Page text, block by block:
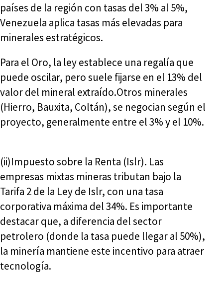
países de la región con tasas del 3% al 5%,
Venezuela aplica tasas más elevadas para
minerales estratégicos.
Para el Oro, la ley establece una regalía que
puede oscilar, pero suele fijarse en el 13% del
valor del mineral extraído.Otros minerales
(Hierro, Bauxita, Coltán), se negocian según el
proyecto, generalmente entre el 3% y el 10%.
(ii)Impuesto sobre la Renta (Islr). Las
empresas mixtas mineras tributan bajo la
Tarifa 2 de la Ley de Islr, con una tasa
corporativa máxima del 34%. Es importante
destacar que, a diferencia del sector
petrolero (donde la tasa puede llegar al 50%),
la minería mantiene este incentivo para atraer
tecnología.